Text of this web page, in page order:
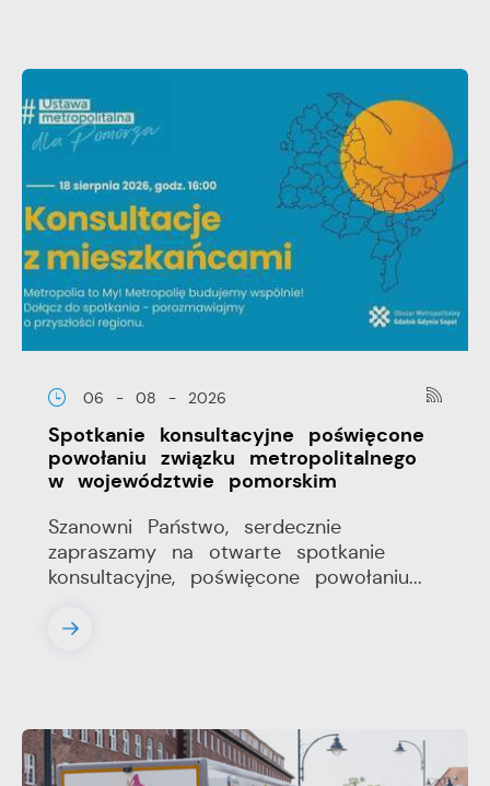
06 - 08 - 2026
Spotkanie konsultacyjne poświęcone
powołaniu związku metropolitalnego
w województwie pomorskim
Szanowni Państwo, serdecznie
zapraszamy na otwarte spotkanie
konsultacyjne, poświęcone powołaniu...